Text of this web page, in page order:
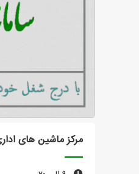
مرکز ماشین های